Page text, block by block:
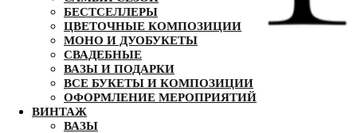
БЕСТСЕЛЛЕРЫ
ЦВЕТОЧНЫЕ КОМПОЗИЦИИ
МОНО И ДУОБУКЕТЫ
СВАДЕБНЫЕ
ВАЗЫ И ПОДАРКИ
ВСЕ БУКЕТЫ И КОМПОЗИЦИИ
ОФОРМЛЕНИЕ МЕРОПРИЯТИЙ
ВИНТАЖ
ВАЗЫ